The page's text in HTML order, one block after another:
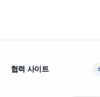
협력 사이트